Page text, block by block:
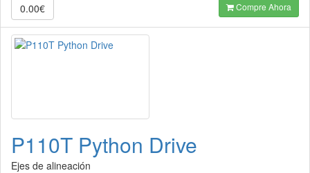
0.00€
Compre Ahora
P110T Python Drive
Ejes de alineación